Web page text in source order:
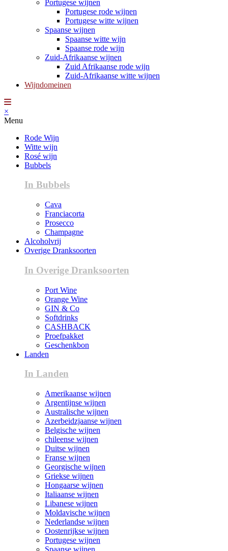
Portugese wijnen
Portugese rode wijnen
Portugese witte wijnen
Spaanse wijnen
Spaanse witte wijn
Spaanse rode wijn
Zuid-Afrikaanse wijnen
Zuid Afrikaanse rode wijn
Zuid-Afrikaanse witte wijnen
Wijndomeinen
×
Menu
Rode Wijn
Witte wijn
Rosé wijn
Bubbels
In Bubbels
Cava
Franciacorta
Prosecco
Champagne
Alcoholvrij
Overige Dranksoorten
In Overige Dranksoorten
Port Wine
Orange Wine
GIN & Co
Softdrinks
CASHBACK
Proefpakket
Geschenkbon
Landen
In Landen
Amerikaanse wijnen
Argentijnse wijnen
Australische wijnen
Azerbeidzjaanse wijnen
Belgische wijnen
chileense wijnen
Duitse wijnen
Franse wijnen
Georgische wijnen
Griekse wijnen
Hongaarse wijnen
Italiaanse wijnen
Libanese wijnen
Moldavische wijnen
Nederlandse wijnen
Oostenrijkse wijnen
Portugese wijnen
Spaanse wijnen